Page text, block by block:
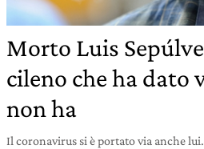
Morto Luis
cileno che ha dato
non ha
Il coronavirus si è portato via anche